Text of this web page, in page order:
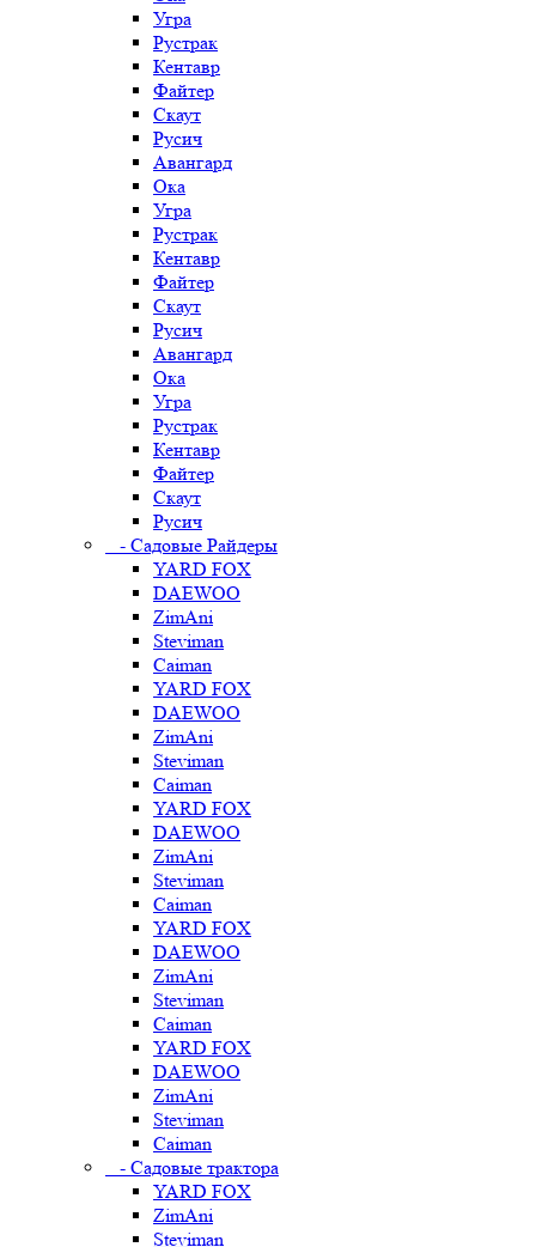
Угра
Рустрак
Кентавр
Файтер
Скаут
Русич
Авангард
Ока
Угра
Рустрак
Кентавр
Файтер
Скаут
Русич
Авангард
Ока
Угра
Рустрак
Кентавр
Файтер
Скаут
Русич
- Садовые Райдеры
YARD FOX
DAEWOO
ZimAni
Steviman
Caiman
YARD FOX
DAEWOO
ZimAni
Steviman
Caiman
YARD FOX
DAEWOO
ZimAni
Steviman
Caiman
YARD FOX
DAEWOO
ZimAni
Steviman
Caiman
YARD FOX
DAEWOO
ZimAni
Steviman
Caiman
- Садовые трактора
YARD FOX
ZimAni
Steviman